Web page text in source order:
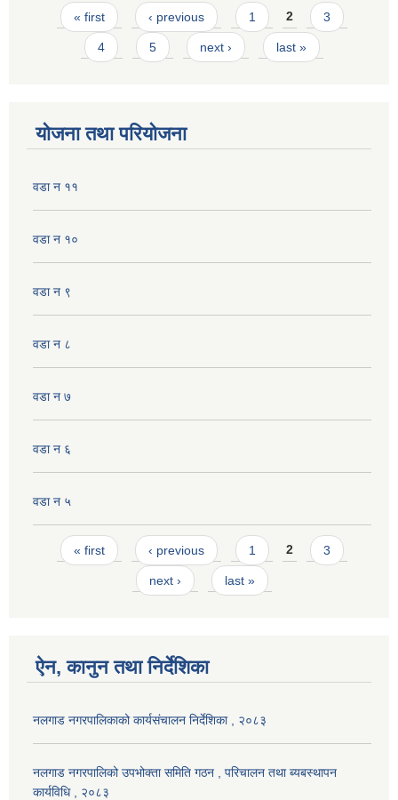
Pages
« first ‹ previous 1 2 3
4 5 next › last »
योजना तथा परियोजना
वडा न ११
वडा न १०
वडा न‌‌ ९
वडा न ८
वडा न ७
वडा न ६
वडा न ५
Pages
« first ‹ previous 1 2 3
next › last »
ऐन, कानुन तथा निर्देशिका
नलगाड नगरपालिकाको कार्यसंचालन निर्देशिका , २०८३
नलगाड नगरपालिको उपभोक्ता समिति गठन , परिचालन तथा ब्यबस्थापन
कार्यविधि , २०८३